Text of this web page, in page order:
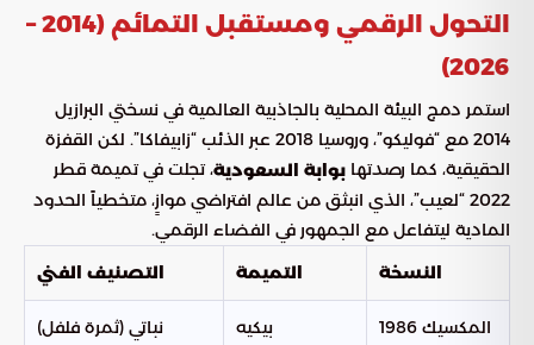
التحول الرقمي ومستقبل التمائم (2014 –
2026)
استمر دمج البيئة المحلية بالجاذبية العالمية في نسختي البرازيل
2014 مع “فوليكو”، وروسيا 2018 عبر الذئب “زابيفاكا”. لكن القفزة
الحقيقية، كما رصدتها بوابة السعودية، تجلت في تميمة قطر
2022 “لعيب”، الذي انبثق من عالم افتراضي موازٍ، متخطياً الحدود
المادية ليتفاعل مع الجمهور في الفضاء الرقمي.
النسخة
التميمة التصنيف الفني
المكسيك 1986 بيكيه نباتي (ثمرة فلفل)